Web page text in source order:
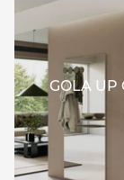
GOLA UP